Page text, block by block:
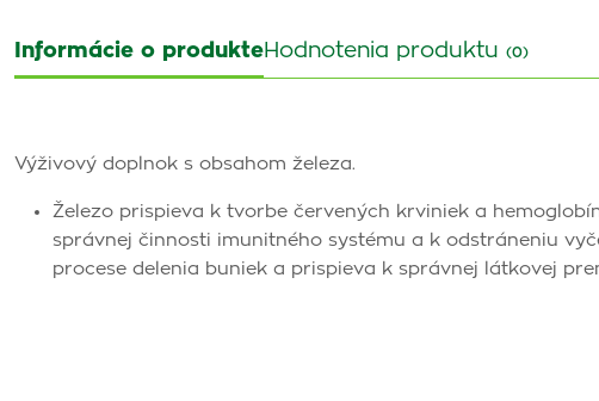
Informácie o produkteHodnotenia produktu (0)
Výživový doplnok s obsahom železa.
Železo prispieva k tvorbe červených krviniek a
správnej činnosti imunitného systému a k odstráneniu
procese delenia buniek a prispieva k správnej látkovej